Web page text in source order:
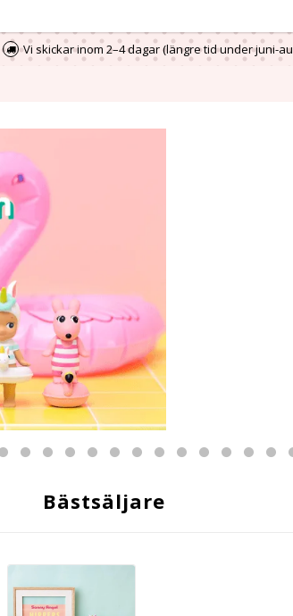
Vi skickar inom 2–4 dagar (längre tid under juni-
Bästsäljare